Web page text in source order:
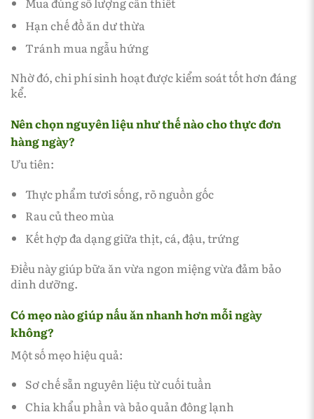
Hạn chế đồ ăn dư thừa
Tránh mua ngẫu hứng
Nhờ đó, chi phí sinh hoạt được kiểm soát tốt hơn đáng
kể.
Nên chọn nguyên liệu như thế nào cho thực đơn
hàng ngày?
Ưu tiên:
Thực phẩm tươi sống, rõ nguồn gốc
Rau củ theo mùa
Kết hợp đa dạng giữa thịt, cá, đậu, trứng
Điều này giúp bữa ăn vừa ngon miệng vừa đảm bảo
dinh dưỡng.
Có mẹo nào giúp nấu ăn nhanh hơn mỗi ngày
không?
Một số mẹo hiệu quả:
Sơ chế sẵn nguyên liệu từ cuối tuần
Chia khẩu phần và bảo quản đông lạnh